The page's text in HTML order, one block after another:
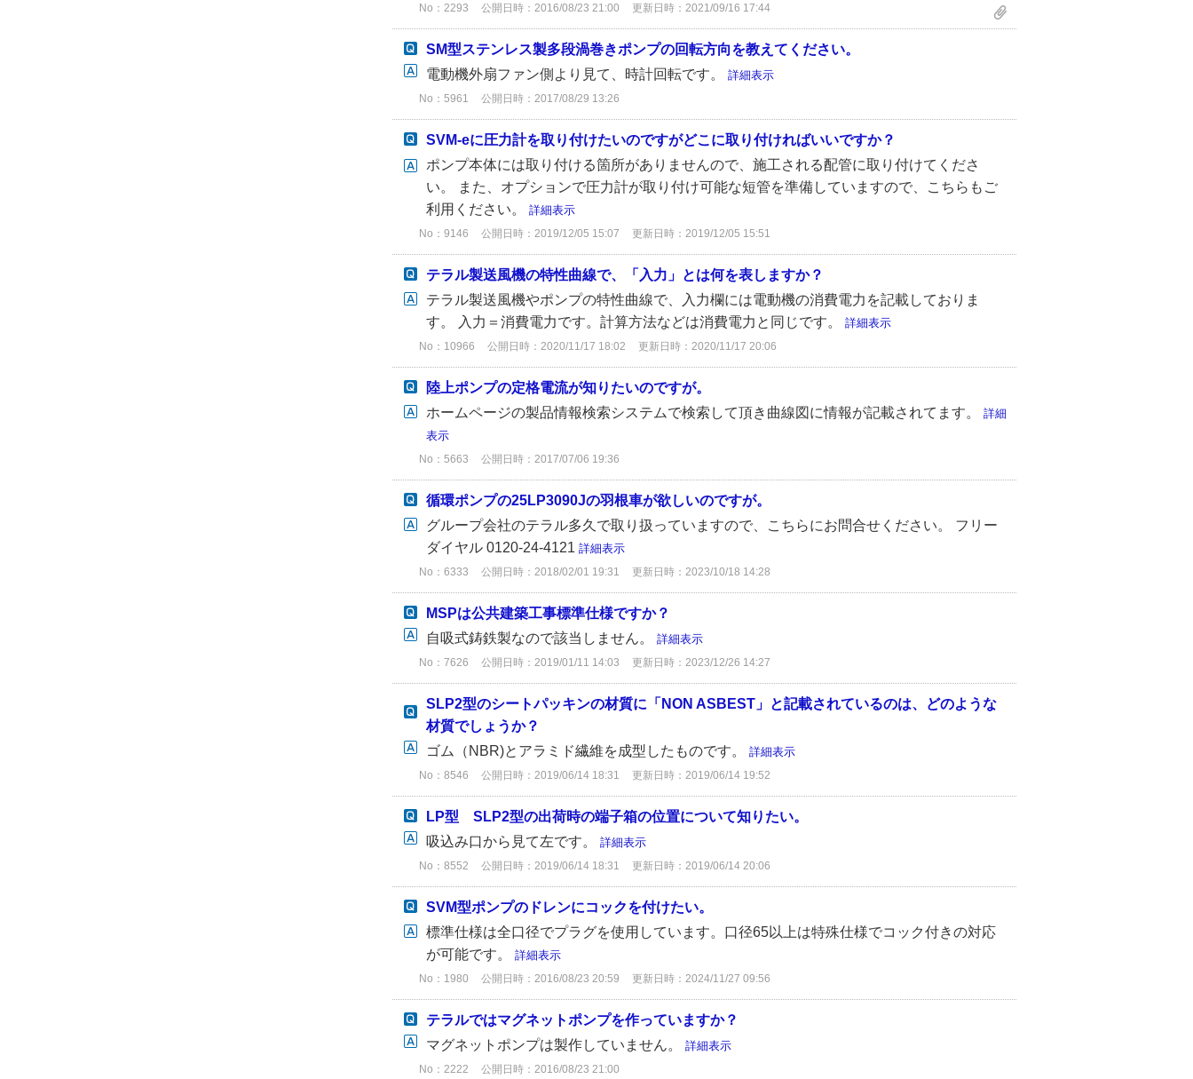
No：2293 公開日時：2016/08/23 21:00 更新日時：2021/09/16 17:44
SM型ステンレス製多段渦巻きポンプの回転方向を教えてください。
電動機外扇ファン側より見て、時計回転です。 詳細表示
No：5961 公開日時：2017/08/29 13:26
SVM-eに圧力計を取り付けたいのですがどこに取り付ければいいですか？
ポンプ本体には取り付ける箇所がありませんので、施工される配管に取り付けてくださ
い。 また、オプションで圧力計が取り付け可能な短管を準備していますので、こちらもご
利用ください。 詳細表示
No：9146 公開日時：2019/12/05 15:07 更新日時：2019/12/05 15:51
テラル製送風機の特性曲線で、「入力」とは何を表しますか？
テラル製送風機やポンプの特性曲線で、入力欄には電動機の消費電力を記載しておりま
す。 入力＝消費電力です。計算方法などは消費電力と同じです。 詳細表示
No：10966 公開日時：2020/11/17 18:02 更新日時：2020/11/17 20:06
陸上ポンプの定格電流が知りたいのですが。
ホームページの製品情報検索システムで検索して頂き曲線図に情報が記載されてます。 詳細
表示
No：5663 公開日時：2017/07/06 19:36
循環ポンプの25LP3090Jの羽根車が欲しいのですが。
グループ会社のテラル多久で取り扱っていますので、こちらにお問合せください。 フリー
ダイヤル 0120-24-4121 詳細表示
No：6333 公開日時：2018/02/01 19:31 更新日時：2023/10/18 14:28
MSPは公共建築工事標準仕様ですか？
自吸式鋳鉄製なので該当しません。 詳細表示
No：7626 公開日時：2019/01/11 14:03 更新日時：2023/12/26 14:27
SLP2型のシートパッキンの材質に「NON ASBEST」と記載されているのは、どのような
材質でしょうか？
ゴム（NBR)とアラミド繊維を成型したものです。 詳細表示
No：8546 公開日時：2019/06/14 18:31 更新日時：2019/06/14 19:52
LP型 SLP2型の出荷時の端子箱の位置について知りたい。
吸込み口から見て左です。 詳細表示
No：8552 公開日時：2019/06/14 18:31 更新日時：2019/06/14 20:06
SVM型ポンプのドレンにコックを付けたい。
標準仕様は全口径でプラグを使用しています。口径65以上は特殊仕様でコック付きの対応
が可能です。 詳細表示
No：1980 公開日時：2016/08/23 20:59 更新日時：2024/11/27 09:56
テラルではマグネットポンプを作っていますか？
マグネットポンプは製作していません。 詳細表示
No：2222 公開日時：2016/08/23 21:00